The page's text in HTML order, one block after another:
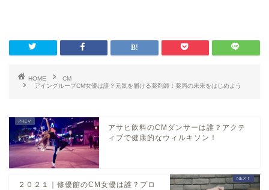
HOME
CM
アイングループCM女優は誰？元気を届ける薬剤師！薬局の未来をはじめよう
アサヒ飲料のCMダンサーは誰？アクテ
ィブで健康的なウィルキソン！
２０２１｜修優館のCM女優は誰？プロ